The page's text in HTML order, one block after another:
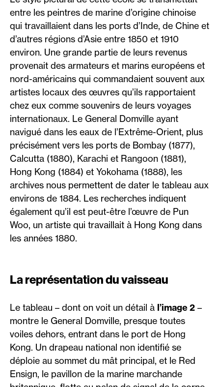
entre les peintres de marine d’origine chinoise
qui travaillaient dans les ports d’Inde, de Chine et
d’autres régions d’Asie entre 1850 et 1910
environ. Une grande partie de leurs revenus
provenait des armateurs et marins européens et
nord-américains qui commandaient souvent aux
artistes locaux des œuvres qu’ils rapportaient
chez eux comme souvenirs de leurs voyages
internationaux. Le General Domville ayant
navigué dans les eaux de l’Extrême-Orient, plus
précisément vers les ports de Bombay (1877),
Calcutta (1880), Karachi et Rangoon (1881),
Hong Kong (1884) et Yokohama (1888), les
archives nous permettent de dater le tableau aux
environs de 1884. Les recherches indiquent
également qu’il est peut-être l’œuvre de Pun
Woo, un artiste qui travaillait à Hong Kong dans
les années 1880.
La représentation du vaisseau
Le tableau – dont on voit un détail à l’image 2 –
montre le General Domville, presque toutes
voiles dehors, entrant dans le port de Hong
Kong. Un drapeau national non identifié se
déploie au sommet du mât principal, et le Red
Ensign, le pavillon de la marine marchande